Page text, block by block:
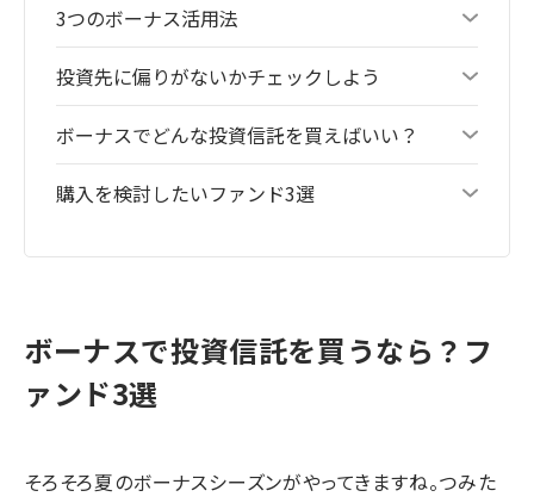
3つのボーナス活用法
投資先に偏りがないかチェックしよう
ボーナスでどんな投資信託を買えばいい？
購入を検討したいファンド3選
ボーナスで投資信託を買うなら？フ
ァンド3選
そろそろ夏のボーナスシーズンがやってきますね。つみた